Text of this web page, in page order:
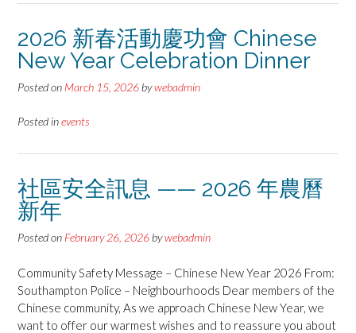
2026 新春活動慶功會 Chinese
New Year Celebration Dinner
Posted on March 15, 2026 bywebadmin
Posted inevents
社區安全訊息 —— 2026 年農曆
新年
Posted on February 26, 2026 bywebadmin
Community Safety Message – Chinese New Year 2026 From:
Southampton Police – Neighbourhoods Dear members of the
Chinese community, As we approach Chinese New Year, we
want to offer our warmest wishes and to reassure you about